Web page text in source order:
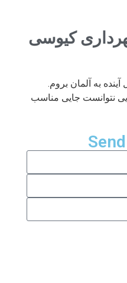
کیوسی
به آلمان بروم.
نتوانست جایی مناسب